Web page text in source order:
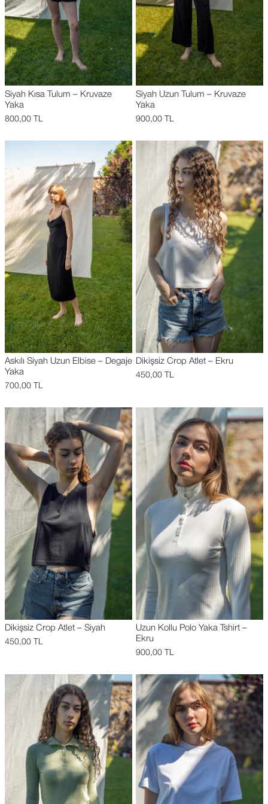
Siyah Kısa Tulum – Kruvaze
Yaka
800,00
Siyah Uzun Tulum – Kruvaze
Yaka
900,00
Askılı Siyah Uzun Elbise – Degaje
Yaka
700,00 TL
Dikişsiz Crop Atlet – Ekru
450,00 TL
Dikişsiz Crop Atlet – Siyah
450,00 TL
Uzun Kollu Polo Yaka Tshirt –
Ekru
900,00 TL